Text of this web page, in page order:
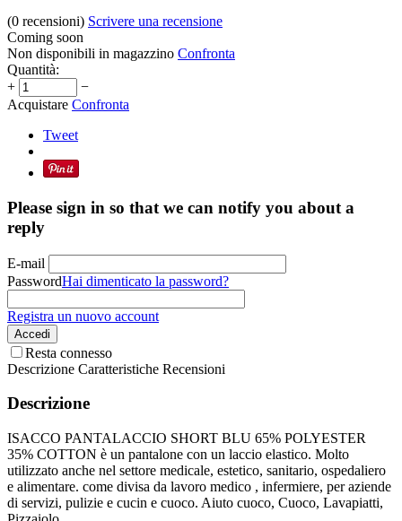
(0 recensioni) Scrivere una recensione
Coming soon
Non disponibili in magazzino Confronta
Quantità:
+
−
Acquistare Confronta
Tweet
Please sign in so that we can notify you about a
reply
E-mail
PasswordHai dimenticato la password?
Registra un nuovo account
Accedi
Resta connesso
Descrizione Caratteristiche Recensioni
Descrizione
ISACCO PANTALACCIO SHORT BLU 65% POLYESTER
35% COTTON è un pantalone con un laccio elastico. Molto
utilizzato anche nel settore medicale, estetico, sanitario, ospedaliero
e alimentare. come divisa da lavoro medico , infermiere, per aziende
di servizi, pulizie e cucin e cuoco. Aiuto cuoco, Cuoco, Lavapiatti,